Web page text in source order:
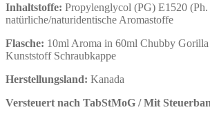
Inhaltstoffe: Propylenglycol (PG) E1520 (Ph.
natürliche/naturidentische Aromastoffe
Flasche: 10ml Aroma in 60ml Chubby Gorilla
Kunststoff Schraubkappe
Herstellungsland: Kanada
Versteuert nach TabStMoG / Mit